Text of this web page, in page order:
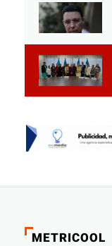
METRICOOL